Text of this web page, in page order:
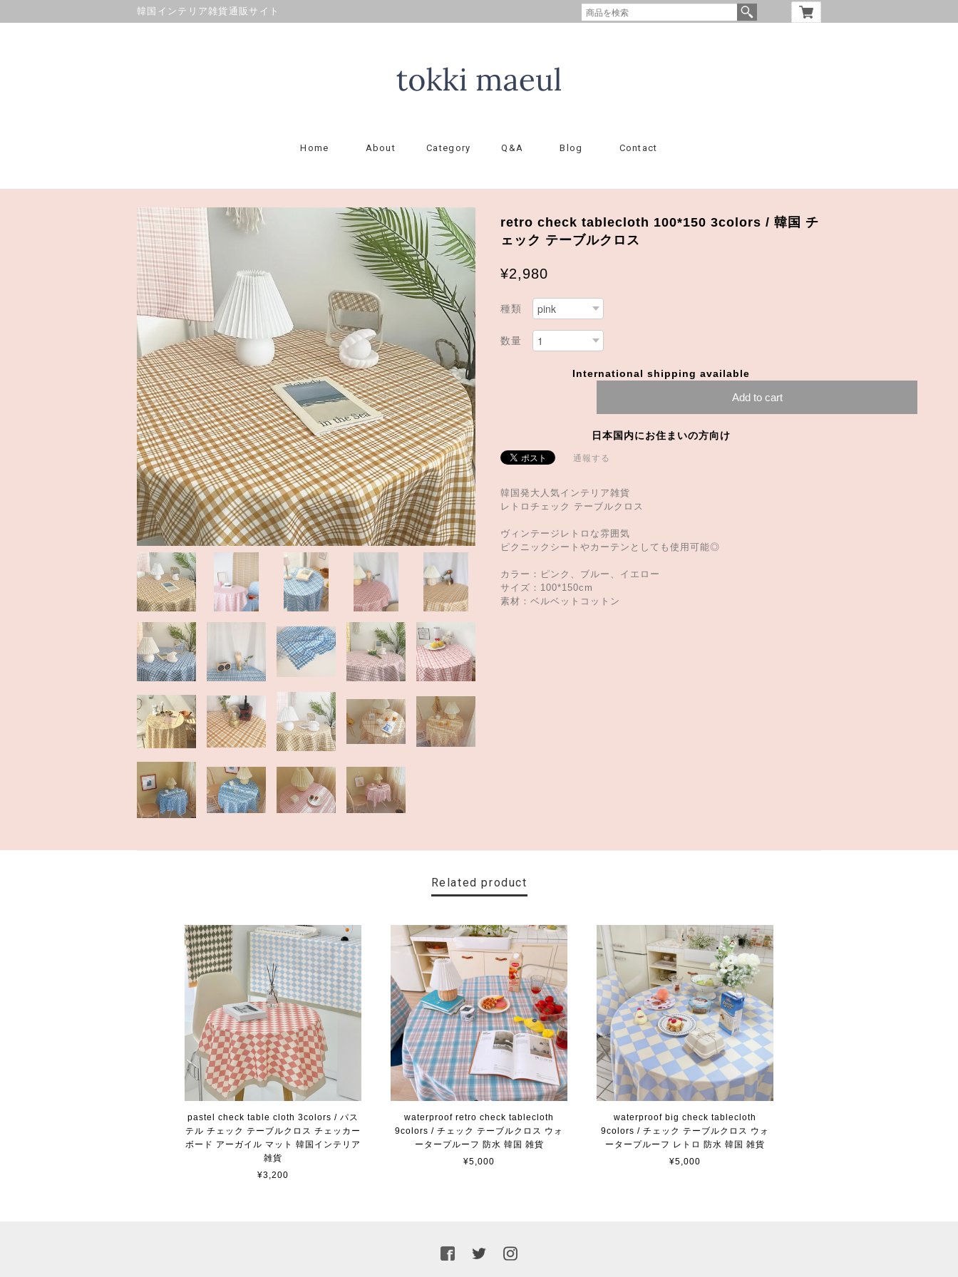
韓国インテリア雑貨通販サイト
Home About Category Q&A Blog Contact
retro check tablecloth 100*150 3colors / 韓国 チ
ェック テーブルクロス
¥2,980
種類
数量
International shipping available
Add to cart
日本国内にお住まいの方向け
通報する
韓国発大人気インテリア雑貨
レトロチェック テーブルクロス
ヴィンテージレトロな雰囲気
ピクニックシートやカーテンとしても使用可能◎
カラー：ピンク、ブルー、イエロー
サイズ：100*150cm
素材：ベルベットコットン
Related product
pastel check table cloth 3colors / パス
テル チェック テーブルクロス チェッカー
ボード アーガイル マット 韓国インテリア
雑貨
¥3,200
waterproof retro check tablecloth
9colors / チェック テーブルクロス ウォ
ータープルーフ 防水 韓国 雑貨
¥5,000
waterproof big check tablecloth
9colors / チェック テーブルクロス ウォ
ータープルーフ レトロ 防水 韓国 雑貨
¥5,000